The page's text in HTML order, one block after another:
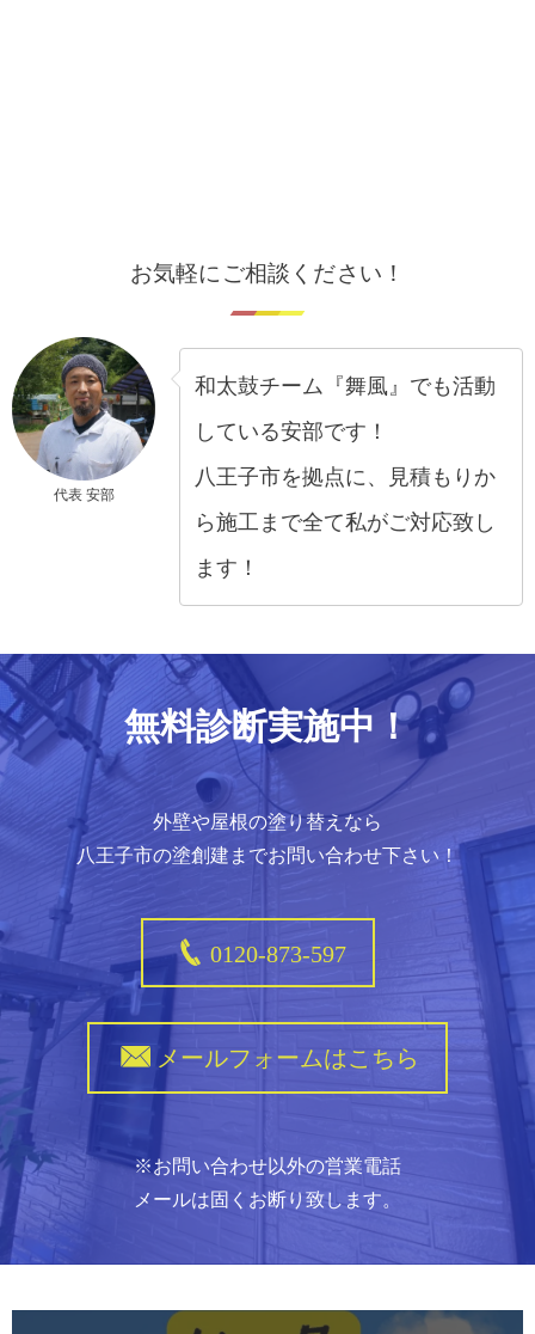
お気軽にご相談ください！
代表 安部
和太鼓チーム『舞風』でも活動
している安部です！
八王子市を拠点に、見積もりか
ら施工まで全て私がご対応致し
ます！
無料診断実施中！
外壁や屋根の塗り替えなら
八王子市の塗創建までお問い合わせ下さい！
0120-873-597
メールフォームはこちら
※お問い合わせ以外の営業電話
メールは固くお断り致します。